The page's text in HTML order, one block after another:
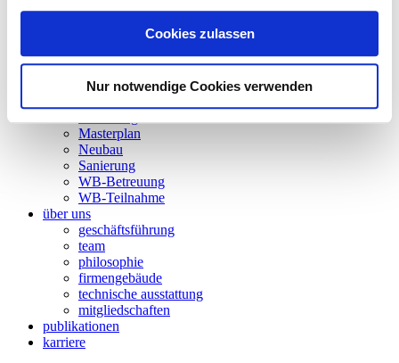
Cookies zulassen
Nur notwendige Cookies verwenden
nachhaltigkeit
forschung
wettbewerbsbetreuung
BIM
Masterplan
Neubau
Sanierung
WB-Betreuung
WB-Teilnahme
über uns
geschäftsführung
team
philosophie
firmengebäude
technische ausstattung
mitgliedschaften
publikationen
karriere